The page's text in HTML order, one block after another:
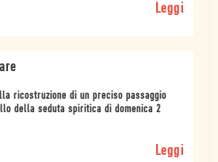
Leggi
ricostruzione di un preciso passaggio
della seduta spiritica di domenica 2
Leggi